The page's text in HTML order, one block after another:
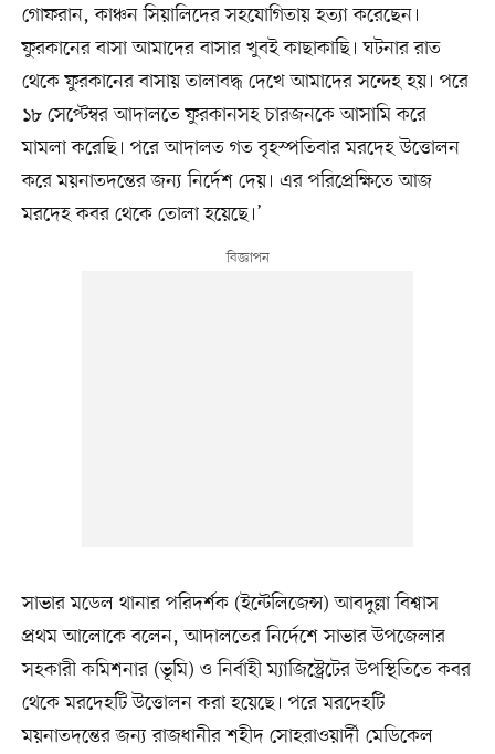
গোফরান, কাঞ্চন সিয়ালিদের সহযোগিতায় হত্যা করেছেন।
ফুরকানের বাসা আমাদের বাসার খুবই কাছাকাছি। ঘটনার রাত
থেকে ফুরকানের বাসায় তালাবদ্ধ দেখে আমাদের সন্দেহ হয়। পরে
১৮ সেপ্টেম্বর আদালতে ফুরকানসহ চারজনকে আসামি করে
মামলা করেছি। পরে আদালত গত বৃহস্পতিবার মরদেহ উত্তোলন
করে ময়নাতদন্তের জন্য নির্দেশ দেয়। এর পরিপ্রেক্ষিতে আজ
মরদেহ কবর থেকে তোলা হয়েছে।’
সাভার মডেল থানার পরিদর্শক (ইন্টেলিজেন্স) আবদুল্লা বিশ্বাস
প্রথম আলোকে বলেন, আদালতের নির্দেশে সাভার উপজেলার
সহকারী কমিশনার (ভূমি) ও নির্বাহী ম্যাজিস্ট্রেটের উপস্থিতিতে কবর
থেকে মরদেহটি উত্তোলন করা হয়েছে। পরে মরদেহটি
ময়নাতদন্তের জন্য রাজধানীর শহীদ সোহরাওয়ার্দী মেডিকেল